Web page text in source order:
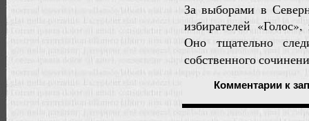
За выборами в
избирателей
Оно тщательно
собственного
Комментарии к